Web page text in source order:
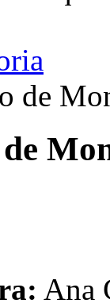
de
de
Ana